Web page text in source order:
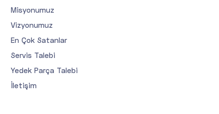
Misyonumuz
Vizyonumuz
En Çok Satanlar
Servis Talebi
Yedek Parça Talebi
İletişim